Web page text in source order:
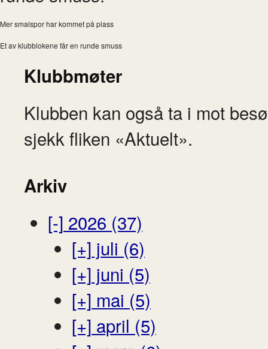
Mer smalspor har kommet på plass
Et av klubblokene får en runde smuss
Klubbmøter
Klubben kan også ta i mot
sjekk fliken «Aktuelt».
Arkiv
[-] 2026 (37)
[+] juli (6)
[+] juni (5)
[+] mai (5)
[+] april (5)